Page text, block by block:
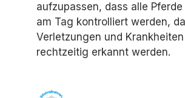
aufzupassen, dass alle Pferde
am Tag kontrolliert werden,
Verletzungen und Krankheiten
rechtzeitig erkannt werden.